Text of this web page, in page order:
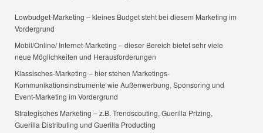
Lowbudget-Marketing – kleines Budget steht bei diesem Marketing im
Vordergrund
Mobil/Online/ Internet-Marketing – dieser Bereich bietet sehr viele
neue Möglichkeiten und Herausforderungen
Klassisches-Marketing – hier stehen Marketings-
Kommunikationsinstrumente wie Außenwerbung, Sponsoring und
Event-Marketing im Vordergrund
Strategisches Marketing – z.B. Trendscouting, Guerilla Prizing,
Guerilla Distributing und Guerilla Producting